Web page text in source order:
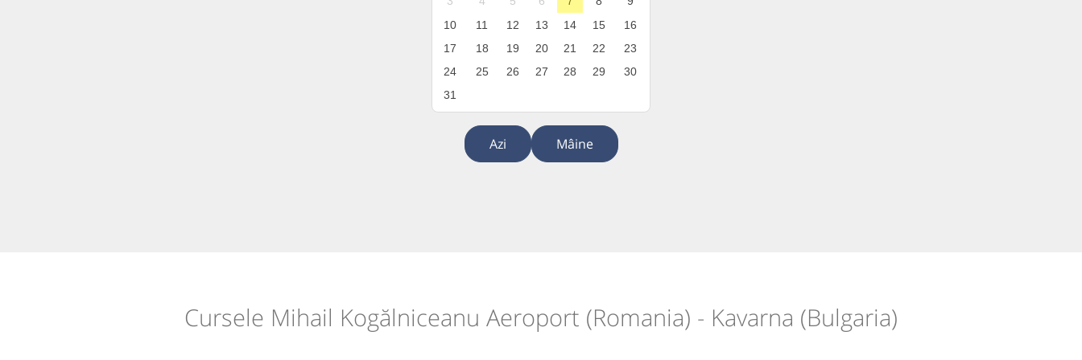
10
11 12 13 14 15
16
17
18 19 20 21 22
23
24
25 26 27 28 29
30
31
Azi Mâine
Cursele Mihail Kogălniceanu Aeroport (Romania) - Kavarna (Bulgaria)